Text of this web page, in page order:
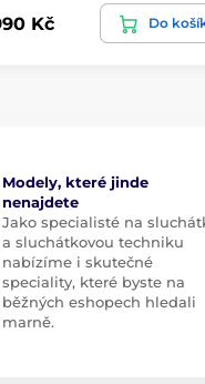
Kč Do
Modely, které jinde
nenajdete
Jako specialisté na
a sluchátkovou techniku
nabízíme i skutečné
speciality, které byste na
běžných eshopech hledali
marně.